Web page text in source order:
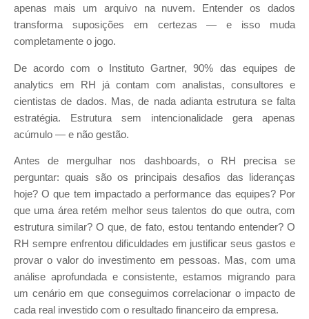
apenas mais um arquivo na nuvem. Entender os dados
transforma suposições em certezas — e isso muda
completamente o jogo.
De acordo com o Instituto Gartner, 90% das equipes de
analytics em RH já contam com analistas, consultores e
cientistas de dados. Mas, de nada adianta estrutura se falta
estratégia. Estrutura sem intencionalidade gera apenas
acúmulo — e não gestão.
Antes de mergulhar nos dashboards, o RH precisa se
perguntar: quais são os principais desafios das lideranças
hoje? O que tem impactado a performance das equipes? Por
que uma área retém melhor seus talentos do que outra, com
estrutura similar? O que, de fato, estou tentando entender? O
RH sempre enfrentou dificuldades em justificar seus gastos e
provar o valor do investimento em pessoas. Mas, com uma
análise aprofundada e consistente, estamos migrando para
um cenário em que conseguimos correlacionar o impacto de
cada real investido com o resultado financeiro da empresa.